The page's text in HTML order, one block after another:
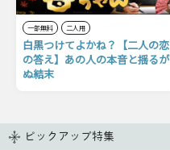
一部無料 二人用
白黒つけてよかね？【二人の恋
の答え】あの人の本音と揺るが
ぬ結末
ピックアップ特集